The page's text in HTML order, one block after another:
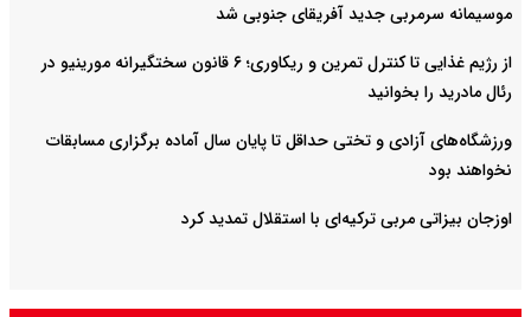
موسیمانه سرمربی جدید آفریقای جنوبی شد
از رژیم غذایی تا کنترل تمرین و ریکاوری؛ ۶ قانون سختگیرانه مورینیو در
رئال مادرید را بخوانید
ورزشگاه‌های آزادی و تختی حداقل تا پایان سال آماده برگزاری مسابقات
نخواهند بود
اوزجان بیزاتی مربی ترکیه‌ای با استقلال تمدید کرد